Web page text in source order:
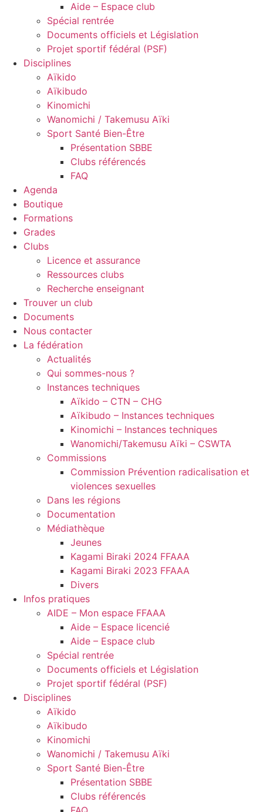
Aide – Espace club
Spécial rentrée
Documents officiels et Législation
Projet sportif fédéral (PSF)
Disciplines
Aïkido
Aïkibudo
Kinomichi
Wanomichi / Takemusu Aïki
Sport Santé Bien-Être
Présentation SBBE
Clubs référencés
FAQ
Agenda
Boutique
Formations
Grades
Clubs
Licence et assurance
Ressources clubs
Recherche enseignant
Trouver un club
Documents
Nous contacter
La fédération
Actualités
Qui sommes-nous ?
Instances techniques
Aïkido – CTN – CHG
Aïkibudo – Instances techniques
Kinomichi – Instances techniques
Wanomichi/Takemusu Aïki – CSWTA
Commissions
Commission Prévention radicalisation et
violences sexuelles
Dans les régions
Documentation
Médiathèque
Jeunes
Kagami Biraki 2024 FFAAA
Kagami Biraki 2023 FFAAA
Divers
Infos pratiques
AIDE – Mon espace FFAAA
Aide – Espace licencié
Aide – Espace club
Spécial rentrée
Documents officiels et Législation
Projet sportif fédéral (PSF)
Disciplines
Aïkido
Aïkibudo
Kinomichi
Wanomichi / Takemusu Aïki
Sport Santé Bien-Être
Présentation SBBE
Clubs référencés